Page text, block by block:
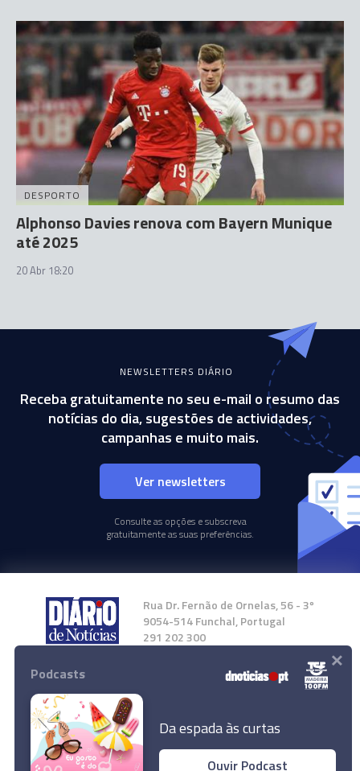
DESPORTO
Alphonso Davies renova com Bayern Munique
até 2025
20 Abr 18:20
NEWSLETTERS DIÁRIO
Receba gratuitamente no seu e-mail o resumo das
notícias do dia, sugestões de actividades,
campanhas e muito mais.
Ver newsletters
Consulte as opções e subscreva
gratuitamente as suas preferências.
Rua Dr. Fernão de Ornelas, 56 - 3º
9054-514 Funchal, Portugal
291 202 300
Instale a nossa App
Podcasts
Da espada às curtas
Ouvir Podcast
×